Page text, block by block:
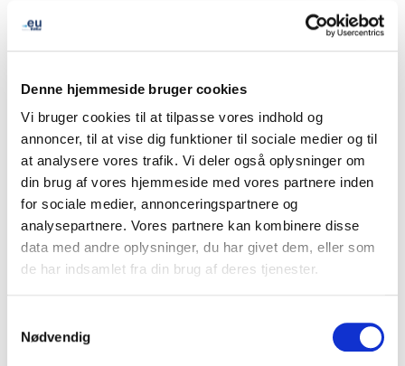
Denne hjemmeside bruger cookies
Vi bruger cookies til at tilpasse vores indhold og
annoncer, til at vise dig funktioner til sociale medier og til
at analysere vores trafik. Vi deler også oplysninger om
din brug af vores hjemmeside med vores partnere inden
for sociale medier, annonceringspartnere og
analysepartnere. Vores partnere kan kombinere disse
data med andre oplysninger, du har givet dem, eller som
de har indsamlet fra din brug af deres tjenester.
Nødvendig
, their domain names will be WITHDRAWN
on 1
July 2021
This is our FINAL reminder. Please liaise with your
that any reinstatement request is submitted to us before
30 June 2021.
Please consult the dedicated
infomration.